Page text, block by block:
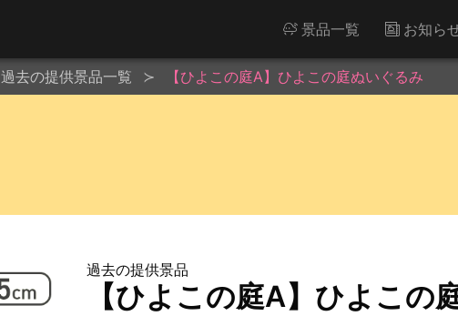
景品一覧 お知ら
過去の提供景品一覧 【ひよこの庭A】ひよこの庭ぬいぐるみ
過去の提供景品
【ひよこの庭A】ひよこの